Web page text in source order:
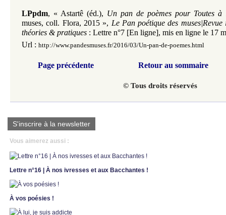
LPpdm, « Astartê (éd.), Un pan de poèmes pour Toutes à
muses, coll. Flora, 2015 », Le Pan poétique des
théories & pratiques : Lettre n°7 [En ligne], mis en ligne le 17
Url : http://www.pandesmuses.fr/2016/03/Un-pan-de-poemes.html
Page précédente Retour au sommaire
© Tous droits réservés
S'inscrire à la newsletter
Vous aimerez aussi :
Lettre n°16 | À nos ivresses et aux Bacchantes !
À vos poésies !